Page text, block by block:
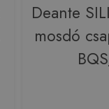
Deante
mosdó